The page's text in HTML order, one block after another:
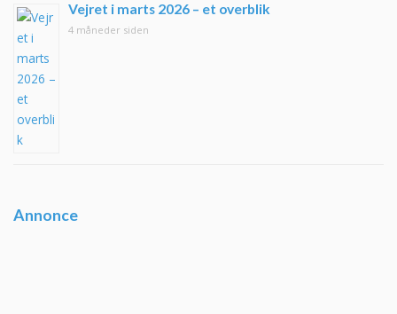
Vejret i marts 2026 – et overblik
4 måneder siden
Annonce